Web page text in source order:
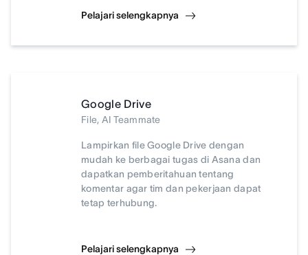
Pelajari selengkapnya
Google Drive
File, AI Teammate
Lampirkan file Google Drive dengan
mudah ke berbagai tugas di Asana dan
dapatkan pemberitahuan tentang
komentar agar tim dan pekerjaan dapat
tetap terhubung.
Pelajari selengkapnya